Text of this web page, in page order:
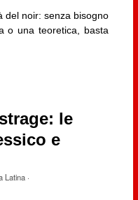
del noir: senza bisogno
o una teoretica, basta
le
e
Latina·